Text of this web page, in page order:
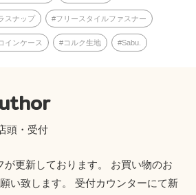
スナップ フリースタイルファスナー
インケース コルク生地 Sabu.
頭・受付
が更新しております。 お買い物のお
い致します。 受付カウンターにて新